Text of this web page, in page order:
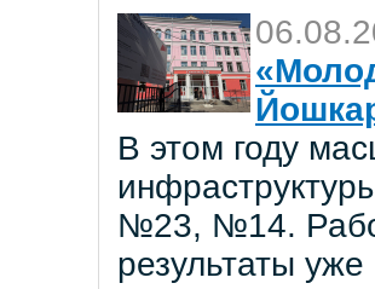
В этом году
№23, №14.
результаты